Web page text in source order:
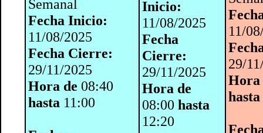
Semanal
Fecha Inicio:
11/08/2025
Fecha Cierre:
29/11/2025
Hora de 08:40
hasta 11:00
Inicio:
11/08/2025
Fecha
Cierre:
29/11/2025
Hora de
08:00 hasta
12:20
11/
29/
Hora
hasta